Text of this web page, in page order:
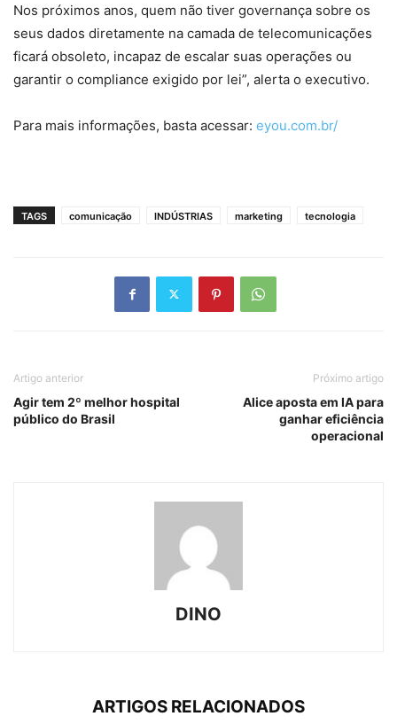
Nos próximos anos, quem não tiver governança sobre os
seus dados diretamente na camada de telecomunicações
ficará obsoleto, incapaz de escalar suas operações ou
garantir o compliance exigido por lei”, alerta o executivo.
Para mais informações, basta acessar: eyou.com.br/
TAGS comunicação INDÚSTRIAS marketing tecnologia
Artigo anterior
Agir tem 2º melhor hospital
público do Brasil
Próximo artigo
Alice aposta em IA para
ganhar eficiência
operacional
DINO
ARTIGOS RELACIONADOS